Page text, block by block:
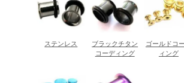
ステンレス
ブラックチタン
コーディング
ゴールドコ
ィング